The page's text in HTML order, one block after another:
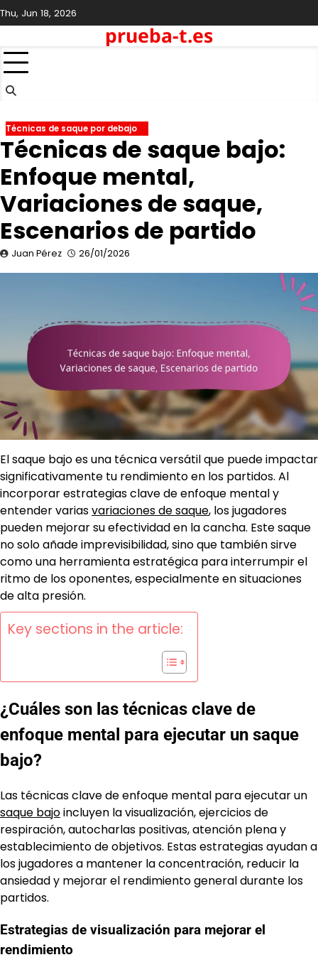
Skip
to
Thu, Jun 18, 2026
prueba-t.es
Técnicas de saque por debajo
Técnicas de saque bajo:
Enfoque mental,
Variaciones de saque,
Escenarios de partido
Juan Pérez 26/01/2026
El saque bajo es una técnica versátil que puede impactar
significativamente tu rendimiento en los partidos. Al
incorporar estrategias clave de enfoque mental y
entender variasvariaciones de saque, los jugadores
pueden mejorar su efectividad en la cancha. Este saque
no solo añade imprevisibilidad, sino que también sirve
como una herramienta estratégica para interrumpir el
ritmo de los oponentes, especialmente en situaciones
de alta presión.
Key sections in the article:
¿Cuáles son las técnicas clave de
enfoque mental para ejecutar un saque
bajo?
Las técnicas clave de enfoque mental para ejecutar un
saque bajoincluyen la visualización, ejercicios de
respiración, autocharlas positivas, atención plena y
establecimiento de objetivos. Estas estrategias ayudan a
los jugadores a mantener la concentración, reducir la
ansiedad y mejorar el rendimiento general durante los
partidos.
Estrategias de visualización para mejorar el
rendimiento